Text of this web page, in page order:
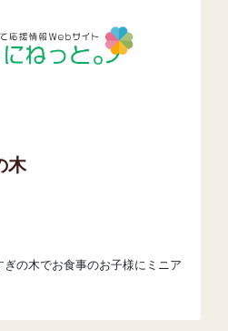
木
の木でお食事のお子様にミニア